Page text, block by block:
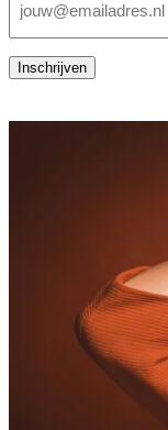
mailadres
Inschrijven